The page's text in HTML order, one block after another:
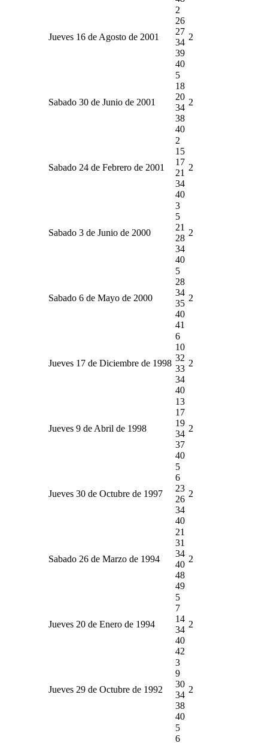
Jueves 16 de Agosto de 2001
2
26
27
34
39
40
2
Sabado 30 de Junio de 2001
5
18
20
34
38
40
2
Sabado 24 de Febrero de 2001
2
15
17
21
34
40
2
Sabado 3 de Junio de 2000
3
5
21
28
34
40
2
Sabado 6 de Mayo de 2000
5
28
34
35
40
41
2
Jueves 17 de Diciembre de 1998
6
10
32
33
34
40
2
Jueves 9 de Abril de 1998
13
17
19
34
37
40
2
Jueves 30 de Octubre de 1997
5
6
23
26
34
40
2
Sabado 26 de Marzo de 1994
21
31
34
40
48
49
2
Jueves 20 de Enero de 1994
5
7
14
34
40
42
2
Jueves 29 de Octubre de 1992
3
9
30
34
38
40
2
5
6